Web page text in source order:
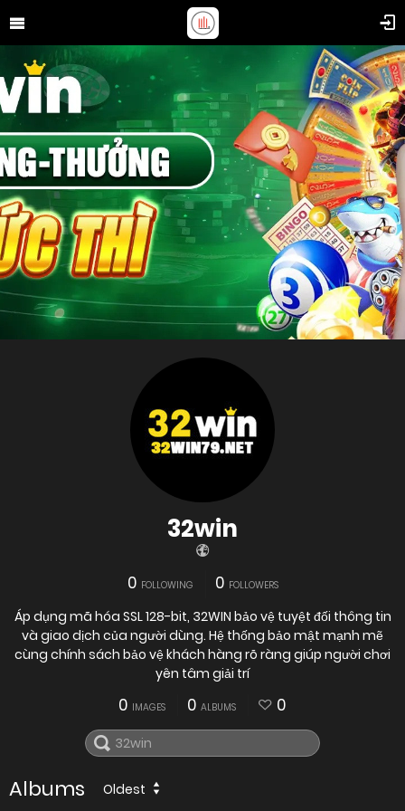
32win
0 FOLLOWING 0 FOLLOWERS
Áp dụng mã hóa SSL 128-bit, 32WIN bảo vệ tuyệt đối thông tin
và giao dịch của người dùng. Hệ thống bảo mật mạnh mẽ
cùng chính sách bảo vệ khách hàng rõ ràng giúp người chơi
yên tâm giải trí
0 IMAGES 0 ALBUMS 0
Albums Oldest